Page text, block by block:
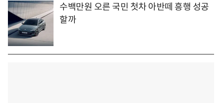
수백만원 오른 국민 첫차 아반떼 흥행 성공
할까